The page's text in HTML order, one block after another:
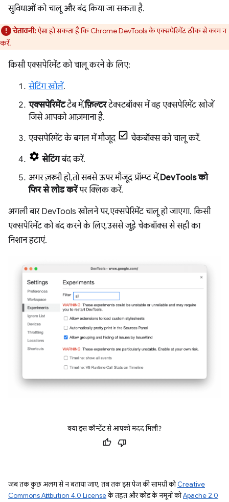
सुविधाओं को चालू और बंद किया जा सकता है.
चेतावनी:ऐसा हो सकता है कि Chrome DevTools के एक्सपेरिमेंट ठीक से काम न
करें.
किसी एक्सपेरिमेंट को चालू करने के लिए:
सेटिंग खोलें.
एक्सपेरिमेंटटैब में,फ़िल्टरटेक्स्टबॉक्स में वह एक्सपेरिमेंट खोजें
जिसे आपको आज़माना है.
एक्सपेरिमेंट के बगल में मौजूद चेकबॉक्स को चालू करें.
सेटिंगबंद करें.
अगर ज़रूरी हो, तो सबसे ऊपर मौजूद प्रॉम्प्ट में,DevTools को
फिर से लोड करेंपर क्लिक करें.
अगली बार DevTools खोलने पर, एक्सपेरिमेंट चालू हो जाएगा. किसी
एक्सपेरिमेंट को बंद करने के लिए, उससे जुड़े चेकबॉक्स से सही का
निशान हटाएं.
क्या इस कॉन्टेंट से आपको मदद मिली?
जब तक कुछ अलग से न बताया जाए, तब तक इस पेज की सामग्री कोCreative
Commons Attribution 4.0 Licenseके तहत और कोड के नमूनों कोApache 2.0